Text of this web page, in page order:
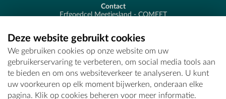
Contact
Erfgoedcel Meetjesland - COMEET
T - 09 373 75 96
E -erfgoedcel@comeet.be
Deze website gebruikt cookies
We gebruiken cookies op onze website om uw
gebruikerservaring te verbeteren, om social media tools aan
te bieden en om ons websiteverkeer te analyseren. U kunt
uw voorkeuren op elk moment bijwerken, onderaan elke
pagina. Klik op cookies beheren voor meer informatie.